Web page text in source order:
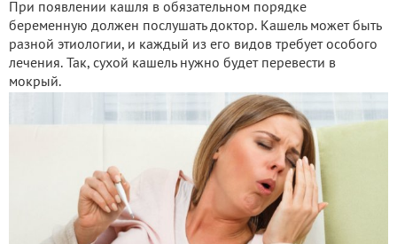
При появлении кашля в обязательном порядке
беременную должен послушать доктор. Кашель может быть
разной этиологии, и каждый из его видов требует особого
лечения. Так, сухой кашель нужно будет перевести в
мокрый.